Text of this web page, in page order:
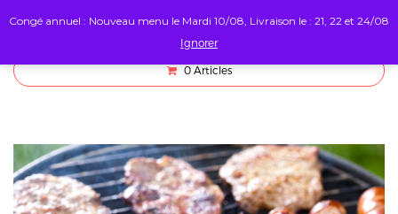
0 Articles
Congé annuel : Nouveau menu le Mardi 10/08, Livraison le : 21, 22 et 24/08
Ignorer